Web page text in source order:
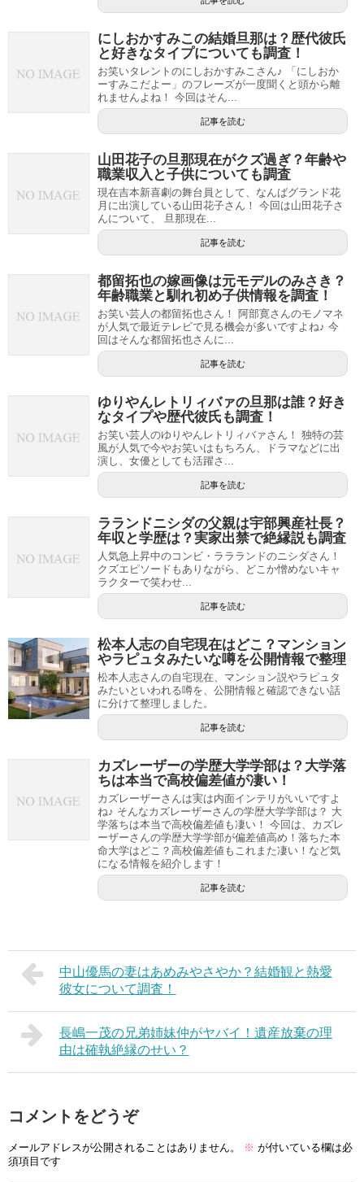
にしおかすみこの結婚旦那は？歴代彼氏
と好きなタイプについても調査！
お笑いタレントのにしおかすみこさん♪ 「にしおか
ーすみこだよー」のフレーズが一度聞くと頭から離
れませんよね！ 今回はそん...
記事を読む
山田花子の旦那現在がクズ過ぎ？年齢や
職業収入と子供についても調査
現在吉本新喜劇の舞台員として、なんばグランド花
月に出演している山田花子さん！ 今回は山田花子さ
んについて、 旦那現在...
記事を読む
都留拓也の嫁画像は元モデルのみさき？
年齢職業と馴れ初め子供情報を調査！
お笑い芸人の都留拓也さん！ 阿部寛さんのモノマネ
が人気で最近テレビで見る機会が多いですよね♪ 今
回はそんな都留拓也さんに...
記事を読む
ゆりやんレトリィバァの旦那は誰？好き
なタイプや歴代彼氏も調査！
お笑い芸人のゆりやんレトリィバァさん！ 独特の芸
風が人気で今やお笑いはもちろん、ドラマなどに出
演し、女優としても活躍さ...
記事を読む
ラランドニシダの父親は宇部興産社長？
年収と学歴は？実家出禁で絶縁説も調査
人気急上昇中のコンビ・ララランドのニシダさん！
クズエピソードもありながら、どこか憎めないキャ
ラクターで笑わせ...
記事を読む
松本人志の自宅現在はどこ？マンション
やラピュタみたいな噂を公開情報で整理
松本人志さんの自宅現在、マンション説やラピュタ
みたいといわれる噂を、公開情報と確認できない話
に分けて整理しました。
記事を読む
カズレーザーの学歴大学学部は？大学落
ちは本当で高校偏差値が凄い！
カズレーザーさんは実は内面インテリがいいですよ
ね♪ そんなカズレーザーさんの学歴大学学部は？ 大
学落ちは本当で高校偏差値も凄い！ 今回は、カズレ
ーザーさんの学歴大学学部が偏差値高め！落ちた本
命大学はどこ？高校偏差値もこれまた凄い！など気
になる情報を紹介します！
記事を読む
中山優馬の妻はあめみやさやか？結婚観と熱愛
彼女について調査！
長嶋一茂の兄弟姉妹仲がヤバイ！遺産放棄の理
由は確執絶縁のせい？
コメントをどうぞ
メールアドレスが公開されることはありません。 ※ が付いている欄は必
須項目です